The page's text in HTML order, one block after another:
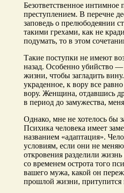
Безответственное интимное
преступлением. В перечне
заповедь о прелюбодеянии
такими грехами, как не
подумать, то в этом
Такие поступки не имеют
назад. Особенно убийство —
жизни, чтобы загладить
украденное, к вору все
вору. Женщина, отдавшись
в период до замужества,
Однако, мне не хотелось бы
Психика человека имеет
названием «адаптация».
условиям, если они не
откровения разделили
со временем острота того
вашего мужа, какой он
прошлой жизни, притупится